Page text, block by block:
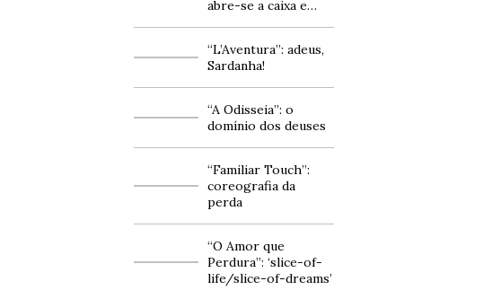
abre-se a caixa e…
“L’Aventura”: adeus,
Sardanha!
“A Odisseia”: o
domínio dos deuses
“Familiar Touch”:
coreografia da
perda
“O Amor que
Perdura”: ‘slice-of-
life/slice-of-dreams’